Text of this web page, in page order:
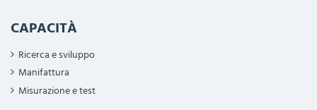
CAPACITÀ
Ricerca e sviluppo
Manifattura
Misurazione e test